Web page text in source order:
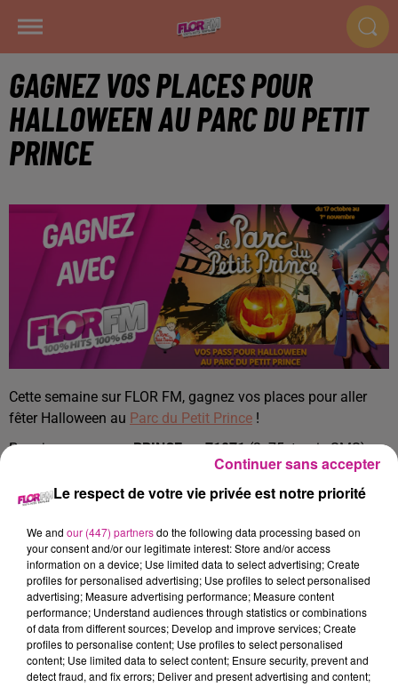
GAGNEZ VOS PLACES POUR
HALLOWEEN AU PARC DU PETIT
PRINCE
Cette semaine sur FLOR FM, gagnez vos places pour aller
fêter Halloween au Parc du Petit Prince !
Pour jouer, envoyezPRINCEau71071(2x75ct+prix SMS)
Voir plus
4h55
4h55
BORMIN'
Boys Don't Cry
4h51
4h51
LEWIS CAPALDI
Survive
4h47
4h47
MYLES SMITH
Drive Safe
Le respect de votre vie privée est notre priorité
We and our (447) partnersdo the following data processing based on
your consent and/or our legitimate interest: Store and/or access
information on a device; Use limited data to select advertising; Create
profiles for personalised advertising; Use profiles to select personalised
advertising; Measure advertising performance; Measure content
performance; Understand audiences through statistics or combinations
of data from different sources; Develop and improve services; Create
profiles to personalise content; Use profiles to select personalised
content; Use limited data to select content; Ensure security, prevent and
detect fraud, and fix errors; Deliver and present advertising and content;
Continuer sans accepter